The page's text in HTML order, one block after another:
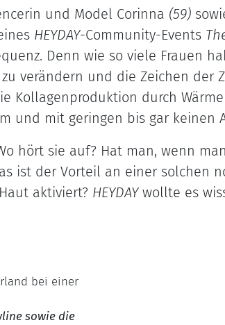
und Model Corinna (59)
HEYDAY-Community-Events
Denn wie so viele Frauen
verändern und die Zeichen der
Kollagenproduktion durch
und mit geringen bis gar keinen
hört sie auf? Hat man, wenn
ist der Vorteil an einer solchen
aktiviert? HEYDAYwollte es
sowie die